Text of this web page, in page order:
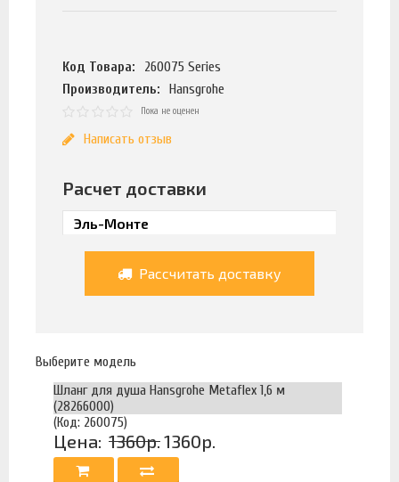
Код Товара:
260075 Series
Производитель:
Hansgrohe
Пока не оценен
Написать отзыв
Расчет доставки
Рассчитать доставку
Выберите модель
Шланг для душа Hansgrohe Metaflex 1,6 м
(28266000)
(Код: 260075)
Цена: 1360р.1360р.